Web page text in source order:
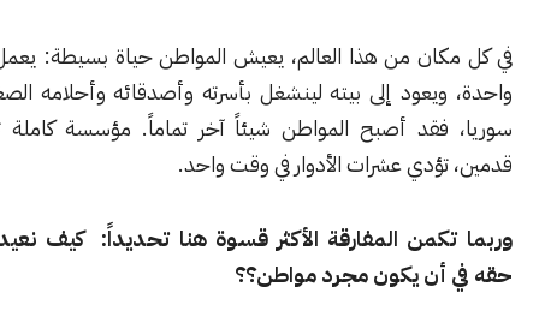
من هذا العالم، يعيش المواطن حياة بسيطة: يعمل في وظيفة
إلى بيته لينشغل بأسرته وأصدقائه وأحلامه الصغيرة. أما في
فقد أصبح المواطن شيئاً آخر تماماً. مؤسسة كاملة تمشي على
عشرات الأدوار في وقت واحد.
المفارقة الأكثر قسوة هنا تحديداً: كيف نعيد للمواطن
يكون مجرد مواطن؟؟